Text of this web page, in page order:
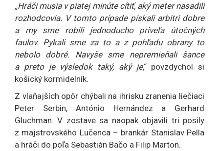
„Hráči musia v piatej minúte cítiť, aký meter nasadili
rozhodcovia. V tomto prípade pískali arbitri dobre
a my sme robili jednoducho priveľa útočných
faulov. Pykali sme za to a z pohľadu obrany to
nebolo dobré. Navyše sme nepremieňali šance
a preto je výsledok taký, aký je,“ povzdychol si
košický kormidelník.
Z vlaňajších opôr chýbali na ihrisku zranenia liečiaci
Peter Serbin, António Hernández a Gerhard
Gluchman. V zostave sa naopak objavili tri posily
z majstrovského Lučenca – brankár Stanislav Pella
a hráči do poľa Sebastián Bačo a Filip Marton.